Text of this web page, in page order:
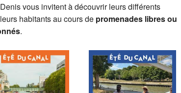
vous invitent à découvrir leurs différents
habitants au cours de promenades libres ou
.